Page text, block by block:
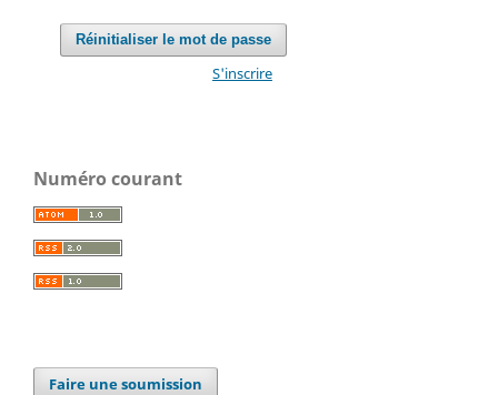
Réinitialiser le mot de passe
S'inscrire
Numéro courant
Faire une soumission